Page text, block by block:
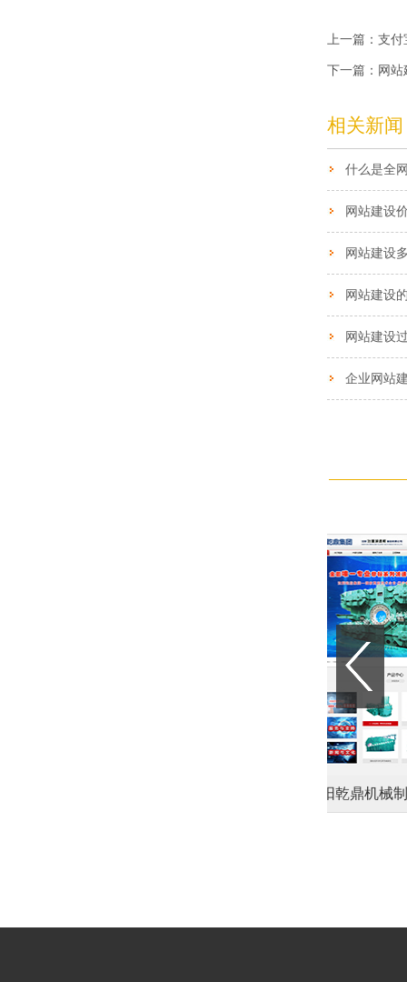
上一篇： 支付
下一篇： 网
相关新闻
什么是全
网站建设
网站建设
网站建设
企业网站
沈阳乾鼎机械制造